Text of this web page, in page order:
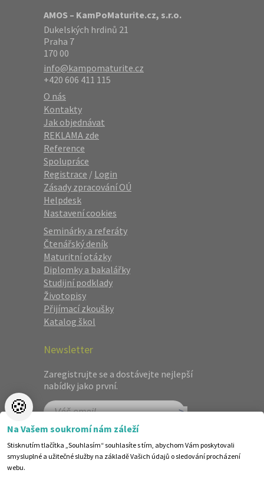
AMOS – KamPoMaturite.cz, s.r.o.
Dukelských hrdinů 21
Praha 7
170 00
info@kampomaturite.cz
+420 606 411 115
O nás
Kontakty
Jak objednávat
REKLAMA zde
Reference
Spolupráce
Registrace / Login
Zásady zpracování OÚ
Helpdesk
Nastavení cookies
Seminárky a referáty
Čtenářský deník
Maturitní otázky
Diplomky a bakalářky
Studijní podklady
Životopisy
Přijímací zkoušky
Katalog škol
Newsletter
Zaregistrujte se a dostávejte nejlepší
nabídky jako první.
🍪
Na Vašem soukromí nám záleží
Stisknutím tlačítka „Souhlasím“ souhlasíte s tím, abychom Vám poskytovali
smysluplné a užitečné služby na základě Vašich údajů o sledování procházení
webu.